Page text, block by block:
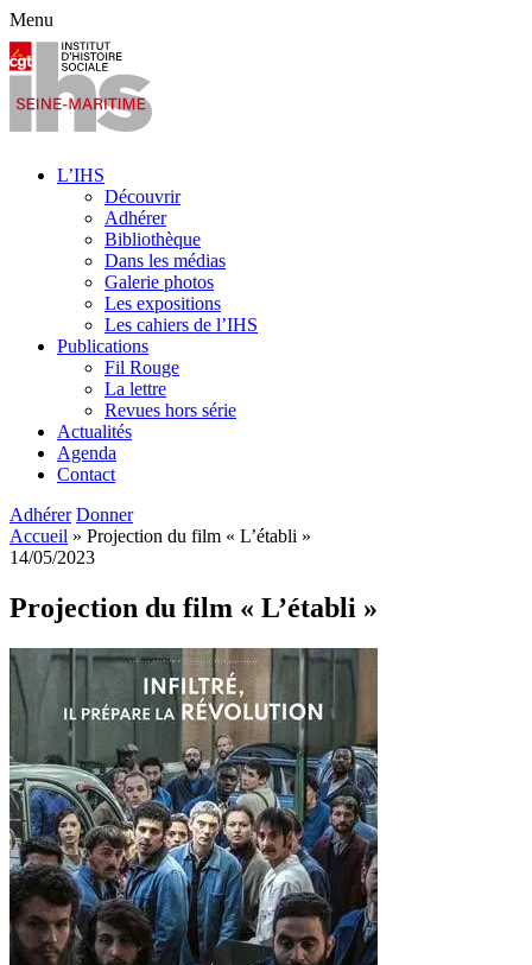
Menu
L’IHS
Découvrir
Adhérer
Bibliothèque
Dans les médias
Galerie photos
Les expositions
Les cahiers de l’IHS
Publications
Fil Rouge
La lettre
Revues hors série
Actualités
Agenda
Contact
Adhérer Donner
Accueil » Projection du film « L’établi »
14/05/2023
Projection du film « L’établi »